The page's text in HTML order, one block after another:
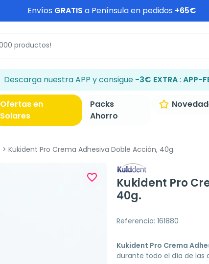
Envíos GRATIS a Península en pedidos +65€
Descarga nuestra APP y consigue -3€ EXTRA: APP-
Ofertas en
Solares
Packs
Ahorro
Kukident Pro Crema Adhesiva Doble Acción, 40g.
favorite_border
Kukident Pro
40g.
Referencia: 161880
Kukident Pro Crema
durante todo el día de las